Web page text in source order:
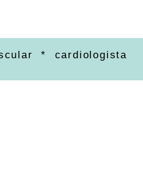
* cardiologista